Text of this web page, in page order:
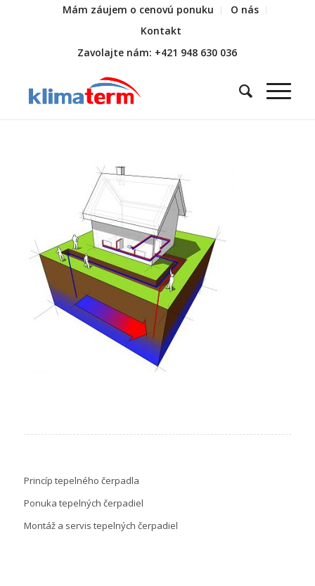
Mám záujem o cenovú ponuku
O nás
Kontakt
Zavolajte nám: +421 948 630 036
Princíp tepelného čerpadla
Ponuka tepelných čerpadiel
Montáž a servis tepelných čerpadiel